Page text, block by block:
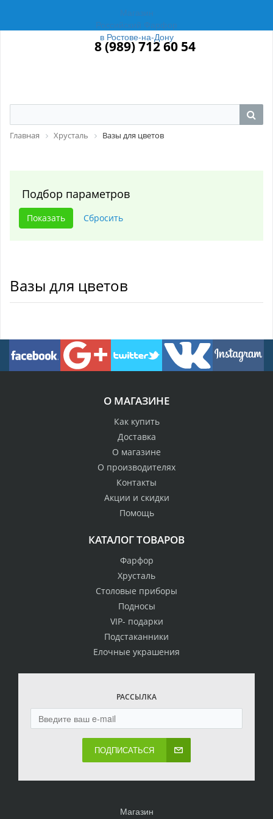
Магазин
Российский Фарфор
в Ростове-на-Дону
8 (989) 712 60 54
Главная Хрусталь Вазы для цветов
Подбор параметров
Вазы для цветов
О МАГАЗИНЕ
Как купить
Доставка
О магазине
О производителях
Контакты
Акции и скидки
Помощь
КАТАЛОГ ТОВАРОВ
Фарфор
Хрусталь
Столовые приборы
Подносы
VIP- подарки
Подстаканники
Елочные украшения
РАССЫЛКА
ПОДПИСАТЬСЯ
Магазин